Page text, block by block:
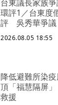
台東議長家族
環評1／台東度
評 吳秀華爭議
2026.08.05 18:55
降低避難所染
頂「福慧隔屏
救援